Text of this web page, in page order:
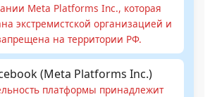
Meta Platforms Inc., которая
экстремистской организацией и
на территории РФ.
(Meta Platforms Inc.)
платформы принадлежит